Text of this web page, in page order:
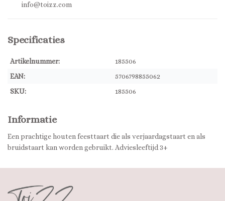
info@toizz.com
Specificaties
Artikelnummer:
185506
EAN:
5706798855062
SKU:
185506
Informatie
Een prachtige houten feesttaart die als verjaardagstaart en als
bruidstaart kan worden gebruikt. Adviesleeftijd 3+